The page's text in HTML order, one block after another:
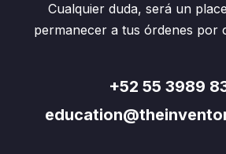
Cualquier duda, será un
permanecer a tus órdenes por
+52 55 3989